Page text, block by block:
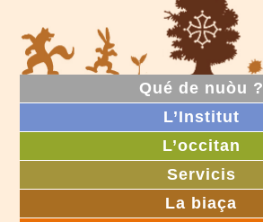
Qué de nuòu ?
L’Institut
L’occitan
Servicis
La biaça